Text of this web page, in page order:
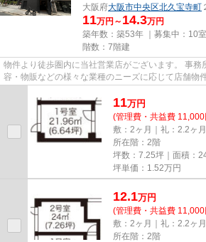
大阪府大阪市中央区北久宝寺町
11万円～ 14.3万円
築年数：築53年 ｜募集中： 10室
階数：7階建
物件より徒歩圏内に当社営業店がございます。 事務
容・物販などの様々な業種のニーズに応じて店舗物
尚、弊社ではおとり広告は一切...
11万円
(管理費・共益費
敷：2ヶ月｜礼：2.2ヶ月
所在階：2階
坪数：7.25坪｜面積：
坪単価： 1.52万円
12.1万円
(管理費・共益費
敷：2ヶ月｜礼：2.2ヶ月
所在階：2階